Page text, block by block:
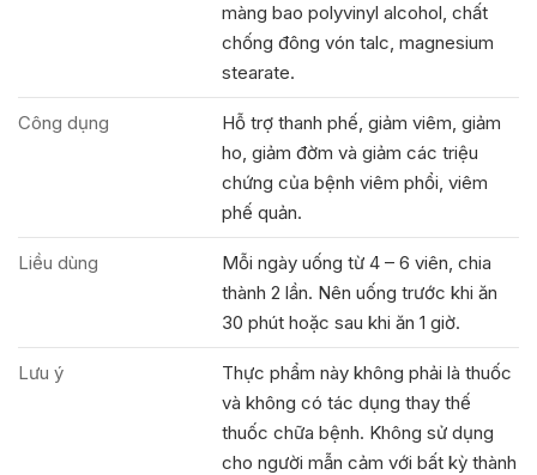
màng bao polyvinyl alcohol, chất
chống đông vón talc, magnesium
stearate.
Công dụng
Hỗ trợ thanh phế, giảm viêm, giảm
ho, giảm đờm và giảm các triệu
chứng của bệnh viêm phổi, viêm
phế quản.
Liều dùng
Mỗi ngày uống từ 4 – 6 viên, chia
thành 2 lần. Nên uống trước khi ăn
30 phút hoặc sau khi ăn 1 giờ.
Lưu ý
Thực phẩm này không phải là thuốc
và không có tác dụng thay thế
thuốc chữa bệnh. Không sử dụng
cho người mẫn cảm với bất kỳ thành